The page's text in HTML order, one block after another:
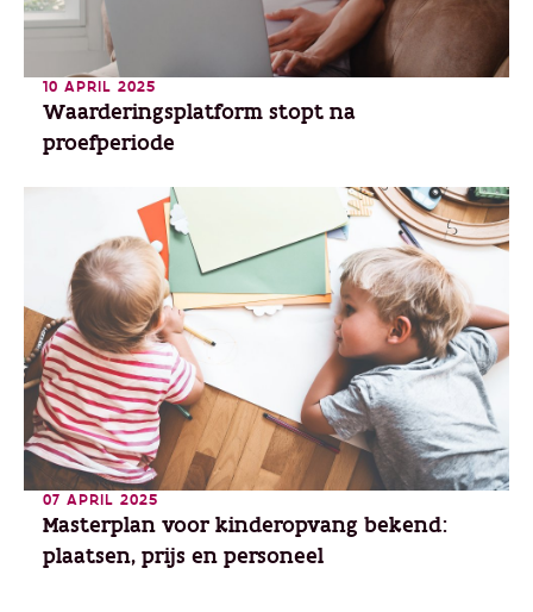
10 APRIL 2025
Waarderingsplatform stopt na
proefperiode
07 APRIL 2025
Masterplan voor kinderopvang bekend:
plaatsen, prijs en personeel